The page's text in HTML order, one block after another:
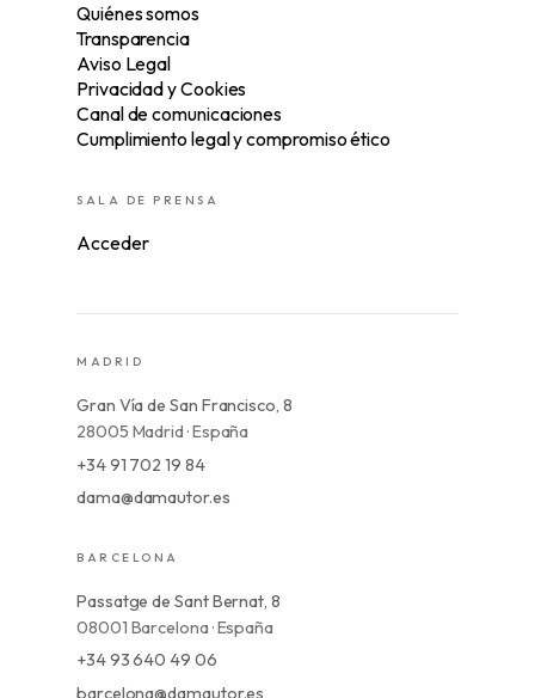
Quiénes somos
Transparencia
Aviso Legal
Privacidad y Cookies
Canal de comunicaciones
Cumplimiento legal y compromiso ético
SALA DE PRENSA
Acceder
MADRID
Gran Vía de San Francisco, 8
28005 Madrid · España
+34 91 702 19 84
dama@damautor.es
BARCELONA
Passatge de Sant Bernat, 8
08001 Barcelona · España
+34 93 640 49 06
barcelona@damautor.es